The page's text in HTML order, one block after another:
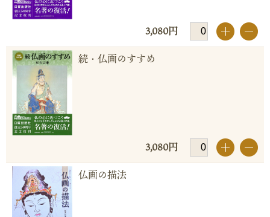
3,080円 +
続・仏画のすすめ
3,080円 +
仏画の描法